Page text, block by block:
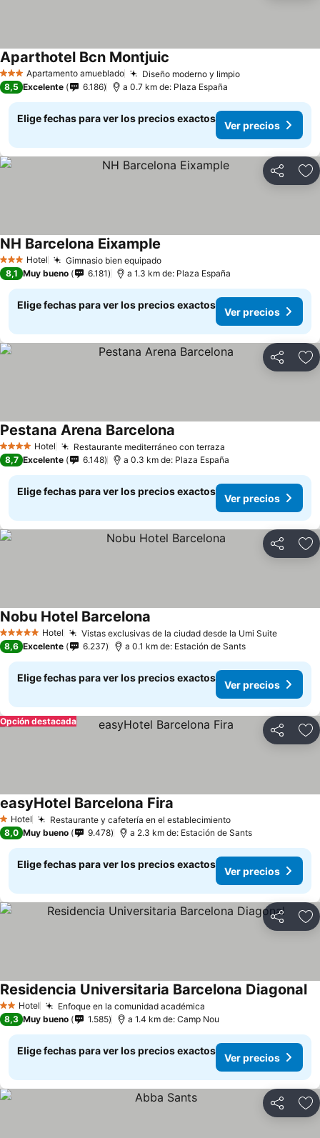
3 EstrellasApartamento amueblado Diseño moderno y limpio
Aparthotel Bcn Montjuic
8,5 Excelente 6.186 a 0.7 km de: Plaza España
Elige fechas para ver los precios exactos
Ver precios
Compartir
3 Estrellas
Hotel Gimnasio bien equipado
NH Barcelona Eixample
8,1 Muy bueno 6.181 a 1.3 km de: Plaza España
Elige fechas para ver los precios exactos
Ver precios
Compartir
4 EstrellasHotel Restaurante mediterráneo con terraza
Pestana Arena Barcelona
8,7 Excelente 6.148 a 0.3 km de: Plaza España
Elige fechas para ver los precios exactos
Ver precios
Compartir
5 Estrellas Hotel Vistas exclusivas de la ciudad desde la Umi Suite
Nobu Hotel Barcelona
8,6 Excelente 6.237 a 0.1 km de: Estación de Sants
Elige fechas para ver los precios exactos
Ver precios
Compartir
Opción destacada
1 Estrellas
Hotel Restaurante y cafetería en el establecimiento
easyHotel Barcelona Fira
8,0 Muy bueno 9.478 a 2.3 km de: Estación de Sants
Elige fechas para ver los precios exactos
Ver precios
Compartir
2 Estrellas
Hotel Enfoque en la comunidad académica
Residencia Universitaria Barcelona Diagonal
8,3 Muy bueno 1.585 a 1.4 km de: Camp Nou
Elige fechas para ver los precios exactos
Ver precios
Compartir